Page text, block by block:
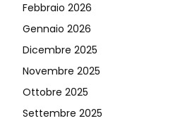
Febbraio 2026
Gennaio 2026
Dicembre 2025
Novembre 2025
Ottobre 2025
Settembre 2025